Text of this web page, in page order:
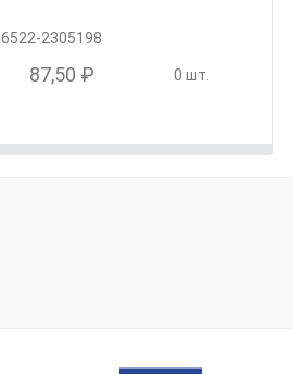
6522-2305198
87,50 ₽ 0 шт.